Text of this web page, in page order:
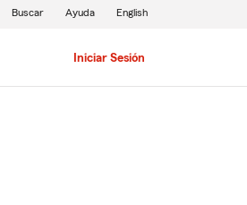
Iniciar Sesión
Buscar Ayuda English